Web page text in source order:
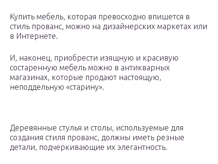
Купить мебель, которая превосходно впишется в
стиль прованс, можно на дизайнерских маркетах или
в Интернете.
И, наконец, приобрести изящную и красивую
состаренную мебель можно в антикварных
магазинах, которые продают настоящую,
неподдельную «старину».
Деревянные стулья и столы, используемые для
создания стиля прованс, должны иметь резные
детали, подчеркивающие их элегантность.